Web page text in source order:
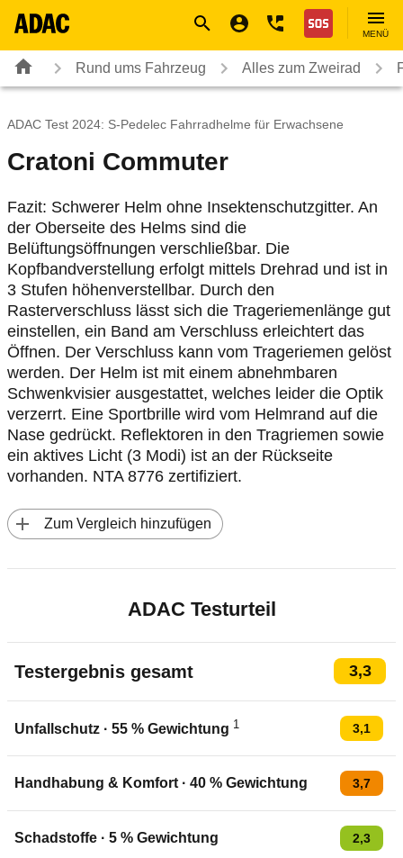
Nothilfe
MENÜ
Rund ums Fahrzeug Alles zum Zweirad
ADAC Test 2024: S-Pedelec Fahrradhelme für Erwachsene
Cratoni Commuter
Zum Vergleich hinzufügen
Fazit: Schwerer Helm ohne Insektenschutzgitter. An
der Oberseite des Helms sind die
Belüftungsöffnungen verschließbar. Die
Kopfbandverstellung erfolgt mittels Drehrad und ist in
3 Stufen höhenverstellbar. Durch den
Rasterverschluss lässt sich die Trageriemenlänge gut
einstellen, ein Band am Verschluss erleichtert das
Öffnen. Der Verschluss kann vom Trageriemen gelöst
werden. Der Helm ist mit einem abnehmbaren
Schwenkvisier ausgestattet, welches leider die Optik
verzerrt. Eine Sportbrille wird vom Helmrand auf die
Nase gedrückt. Reflektoren in den Tragriemen sowie
ein aktives Licht (3 Modi) ist an der Rückseite
vorhanden. NTA 8776 zertifiziert.
ADAC Testurteil
Testergebnis gesamt 3,3
Unfallschutz · 55 % Gewichtung 1 3,1
Handhabung & Komfort · 40 % Gewichtung 3,7
Schadstoffe · 5 % Gewichtung 2,3